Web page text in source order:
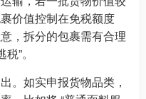
价值控制在免税额度
，拆分的包裹需有合理
”。
。如实申报货物品类，